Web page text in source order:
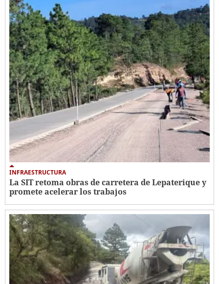
INFRAESTRUCTURA
La SIT retoma obras de carretera de Lepaterique y
promete acelerar los trabajos